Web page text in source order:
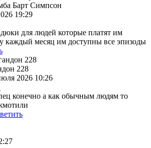
Барт Симпсон
19:29
для людей которые платят им
каждый месяц им доступны все эпизоды
228
2026 10:26
конечно а как обычным людям то